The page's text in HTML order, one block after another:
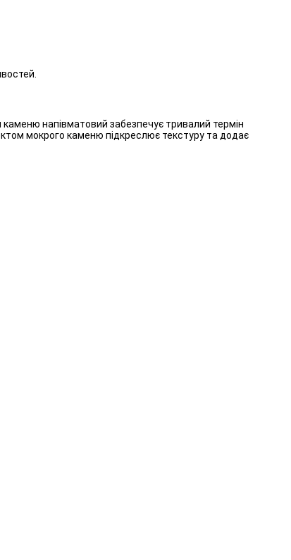
напівматовий забезпечує тривалий термін
мокрого каменю підкреслює текстуру та додає